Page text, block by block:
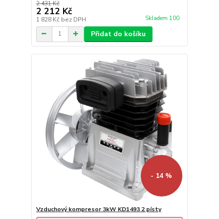
2 431 Kč
2 212 Kč
1 828 Kč bez DPH Skladem 100
Přidat do košíku
- 14 %
Vzduchový kompresor 3kW KD1493 2 písty